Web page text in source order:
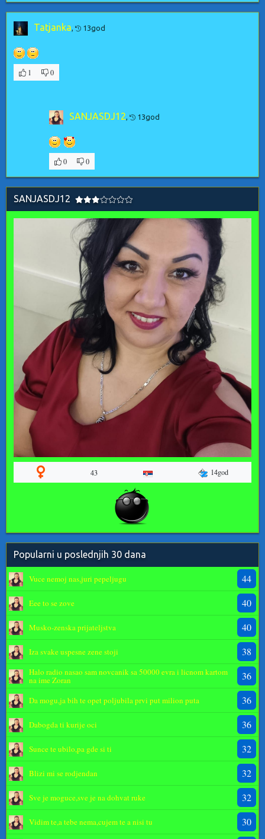
Tatjanka, 13god
1 0
SANJASDJ12, 13god
0 0
SANJASDJ12
43 14god
Popularni u poslednjih 30 dana
Vuce nemoj nas,juri pepeljugu 44
Eee to se zove 40
Musko-zenska prijateljstva 40
Iza svake uspesne zene stoji 38
Halo radio nasao sam novcanik sa 50000 evra i licnom kartom
na ime Zoran 36
Da mogu,ja bih te opet poljubila prvi put milion puta 36
Dabogda ti kurije oci 36
Sunce te ubilo,pa gde si ti 32
Blizi mi se rodjendan 32
Sve je moguce,sve je na dohvat ruke 32
Vidim te,a tebe nema,cujem te a nisi tu 30